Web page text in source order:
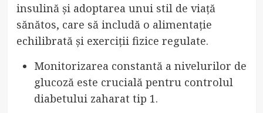
insulină și adoptarea unui stil de viață
sănătos, care să includă o alimentație
echilibrată și exerciții fizice regulate.
Monitorizarea constantă a nivelurilor de
glucoză este crucială pentru controlul
diabetului zaharat tip 1.